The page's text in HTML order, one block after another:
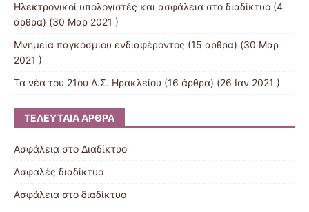
Ηλεκτρονικοί υπολογιστές και ασφάλεια στο διαδίκτυο (4
άρθρα) (30 Μαρ 2021 )
Μνημεία παγκόσμιου ενδιαφέροντος (15 άρθρα) (30 Μαρ
2021 )
Τα νέα του 21ου Δ.Σ. Ηρακλείου (16 άρθρα) (26 Ιαν 2021 )
ΤΕΛΕΥΤΑΊΑ ΆΡΘΡΑ
Ασφάλεια στο Διαδίκτυο
Ασφαλές διαδίκτυο
Ασφάλεια στο διαδίκτυο